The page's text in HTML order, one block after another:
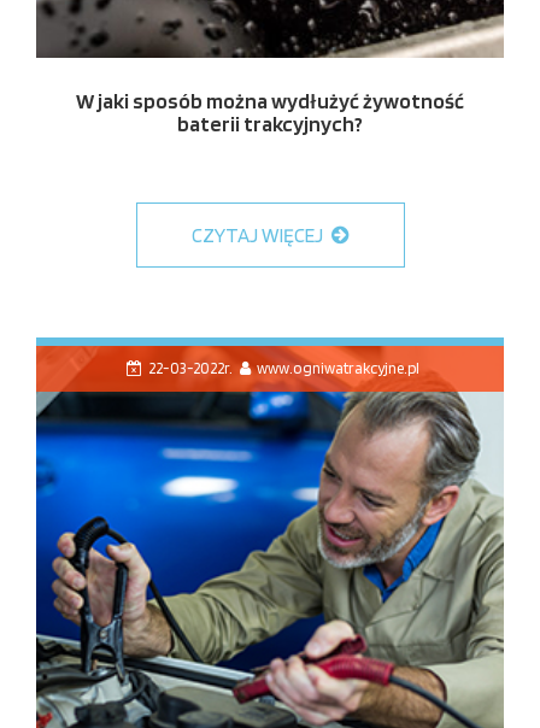
W jaki sposób można wydłużyć żywotność
baterii trakcyjnych?
CZYTAJ WIĘCEJ
22-03-2022r. www.ogniwatrakcyjne.pl